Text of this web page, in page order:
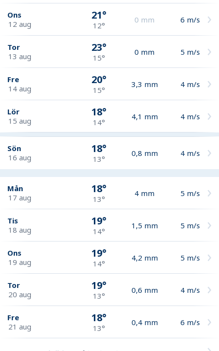
Ons
12 aug
21°
12°
0 mm 6 m/s
Tor
13 aug
23°
15°
0 mm 5 m/s
Fre
14 aug
20°
15°
3,3 mm 4 m/s
Lör
15 aug
18°
14°
4,1 mm 4 m/s
Sön
16 aug
18°
13°
0,8 mm 4 m/s
Mån
17 aug
18°
13°
4 mm 5 m/s
Tis
18 aug
19°
14°
1,5 mm 5 m/s
Ons
19 aug
19°
14°
4,2 mm 5 m/s
Tor
20 aug
19°
13°
0,6 mm 4 m/s
Fre
21 aug
18°
13°
0,4 mm 6 m/s